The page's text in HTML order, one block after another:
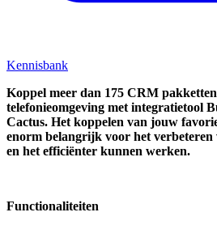
Kennisbank
Koppel meer dan 175 CRM
telefonieomgeving met integratietool
Cactus. Het koppelen van jouw
enorm belangrijk voor het verbeteren
en het efficiënter kunnen werken.
Functionaliteiten